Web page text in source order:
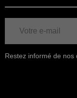
Restez informé de nos